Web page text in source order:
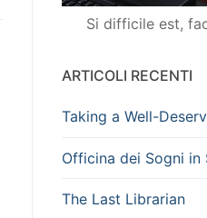
Si difficile est,
ARTICOLI RECENTI
Taking a Well-
Officina dei Sogni in
The Last Librarian